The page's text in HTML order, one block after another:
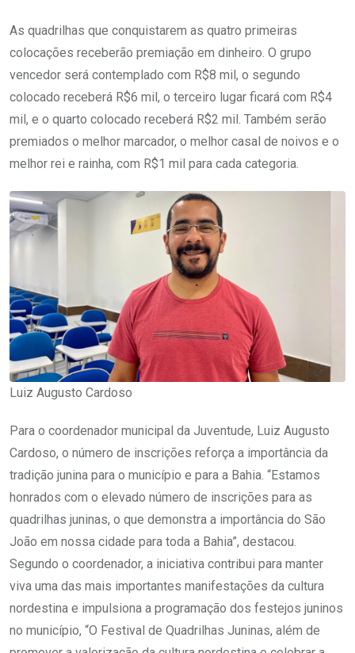
As quadrilhas que conquistarem as quatro primeiras
colocações receberão premiação em dinheiro. O grupo
vencedor será contemplado com R$8 mil, o segundo
colocado receberá R$6 mil, o terceiro lugar ficará com R$4
mil, e o quarto colocado receberá R$2 mil. Também serão
premiados o melhor marcador, o melhor casal de noivos e o
melhor rei e rainha, com R$1 mil para cada categoria.
Luiz Augusto Cardoso
Para o coordenador municipal da Juventude, Luiz Augusto
Cardoso, o número de inscrições reforça a importância da
tradição junina para o município e para a Bahia. “Estamos
honrados com o elevado número de inscrições para as
quadrilhas juninas, o que demonstra a importância do São
João em nossa cidade para toda a Bahia”, destacou.
Segundo o coordenador, a iniciativa contribui para manter
viva uma das mais importantes manifestações da cultura
nordestina e impulsiona a programação dos festejos juninos
no município, “O Festival de Quadrilhas Juninas, além de